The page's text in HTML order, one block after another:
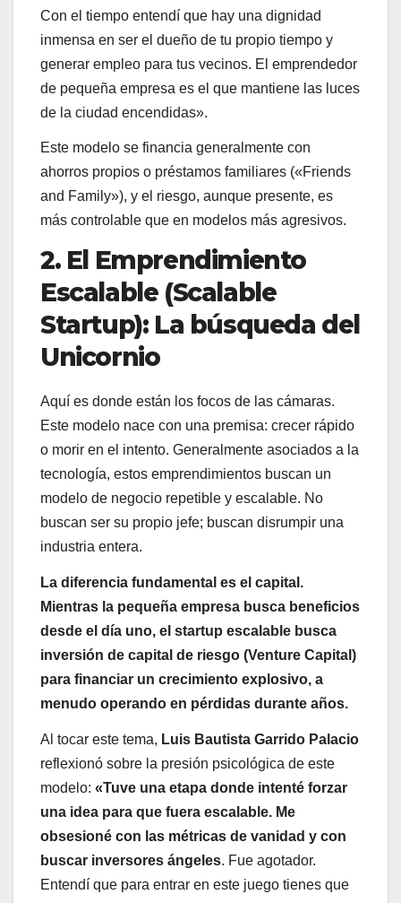
Con el tiempo entendí que hay una dignidad
inmensa en ser el dueño de tu propio tiempo y
generar empleo para tus vecinos. El emprendedor
de pequeña empresa es el que mantiene las luces
de la ciudad encendidas».
Este modelo se financia generalmente con
ahorros propios o préstamos familiares («Friends
and Family»), y el riesgo, aunque presente, es
más controlable que en modelos más agresivos.
2. El Emprendimiento
Escalable (Scalable
Startup): La búsqueda del
Unicornio
Aquí es donde están los focos de las cámaras.
Este modelo nace con una premisa: crecer rápido
o morir en el intento. Generalmente asociados a la
tecnología, estos emprendimientos buscan un
modelo de negocio repetible y escalable. No
buscan ser su propio jefe; buscan disrumpir una
industria entera.
La diferencia fundamental es el capital.
Mientras la pequeña empresa busca beneficios
desde el día uno, el startup escalable busca
inversión de capital de riesgo (Venture Capital)
para financiar un crecimiento explosivo, a
menudo operando en pérdidas durante años.
Al tocar este tema, Luis Bautista Garrido Palacio
reflexionó sobre la presión psicológica de este
modelo: «Tuve una etapa donde intenté forzar
una idea para que fuera escalable. Me
obsesioné con las métricas de vanidad y con
buscar inversores ángeles. Fue agotador.
Entendí que para entrar en este juego tienes que